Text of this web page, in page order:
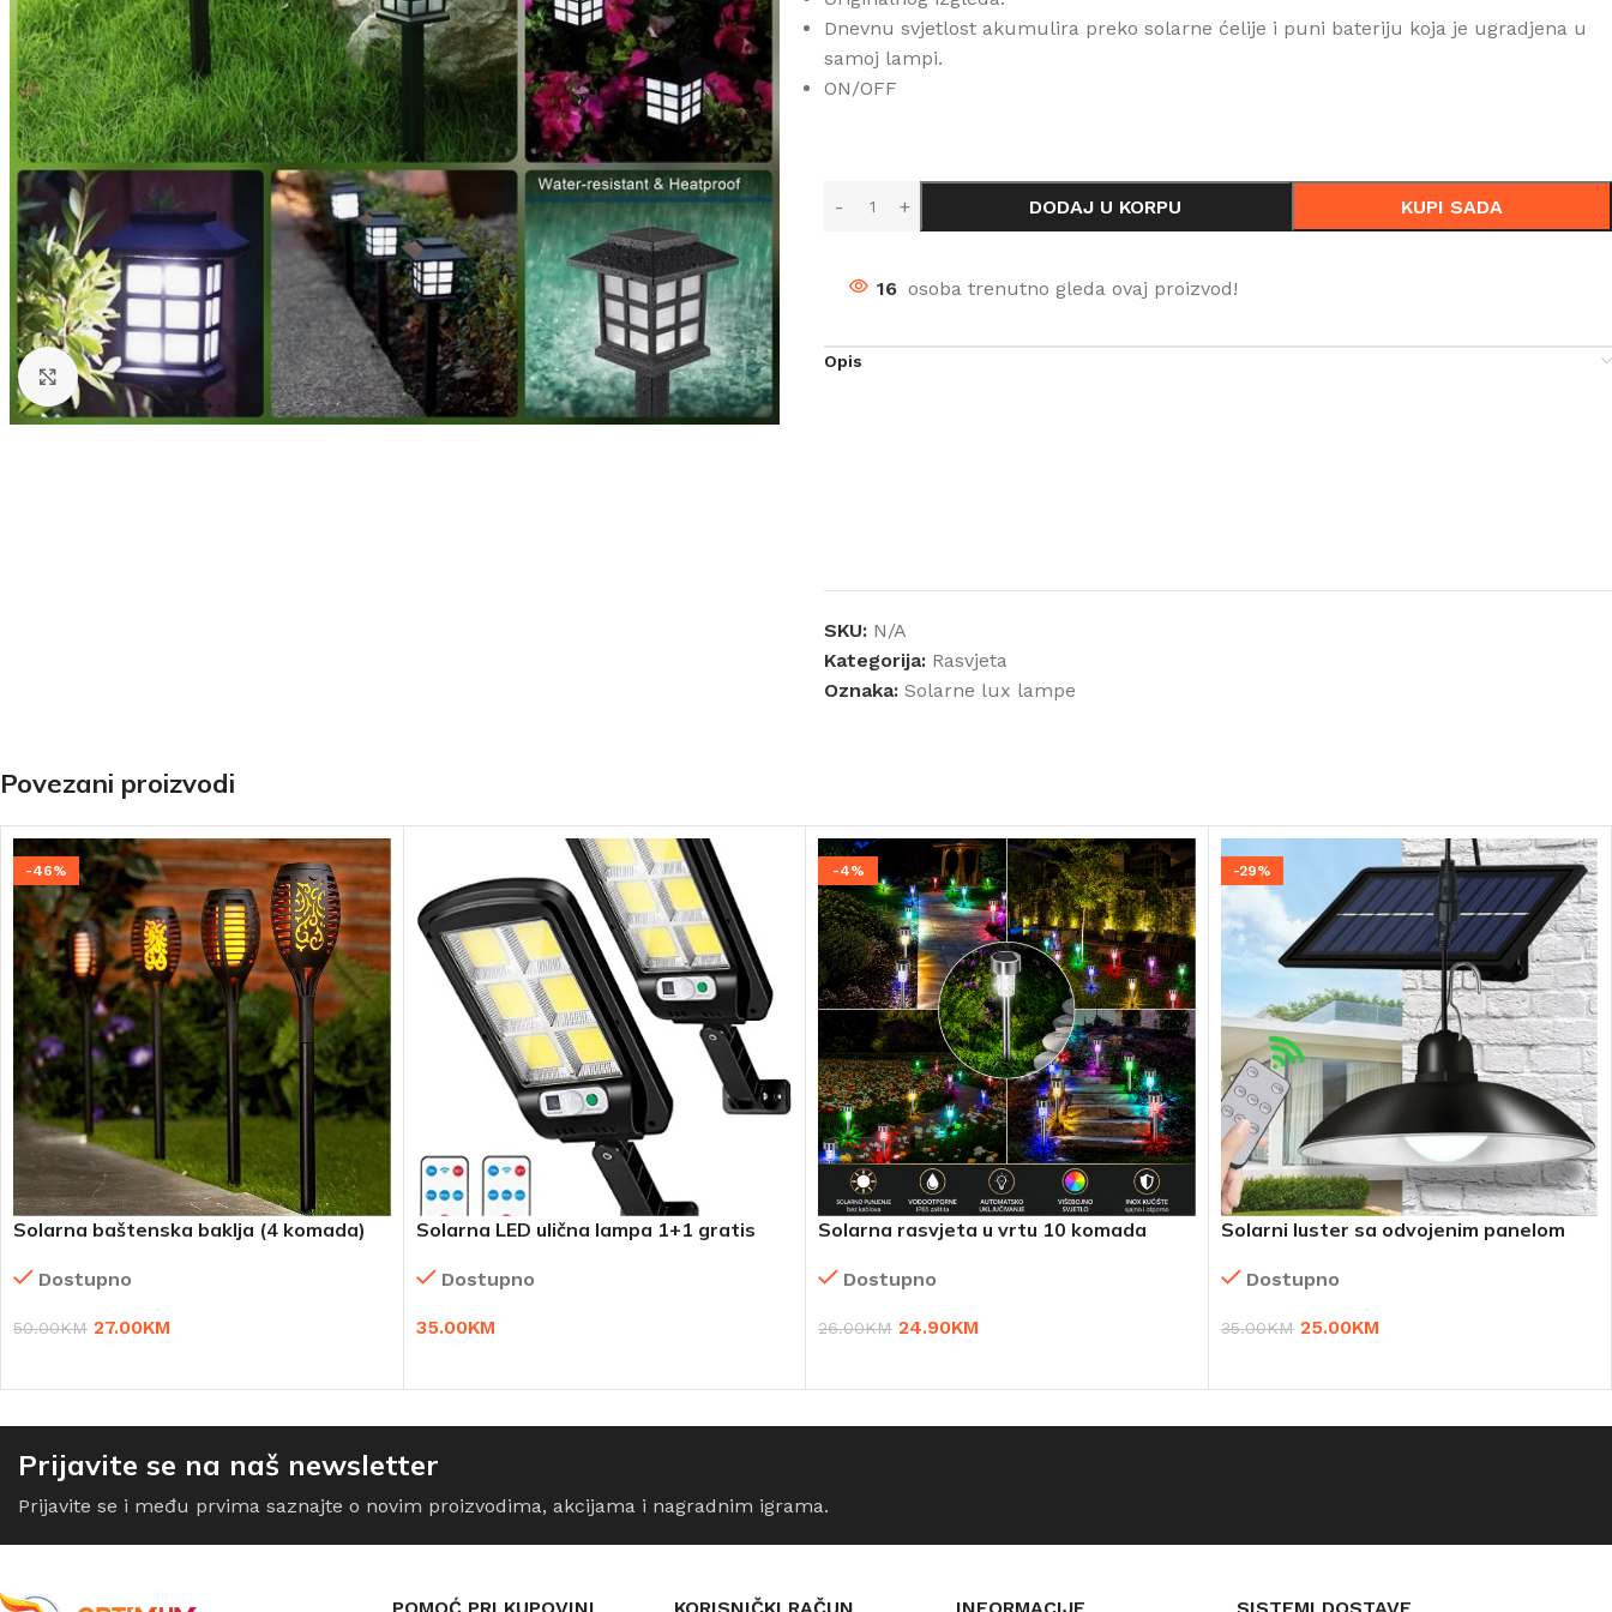
Click to enlarge
Dnevnu svjetlost akumulira preko solarne ćelije i puni bateriju koja je ugradjena u
samoj lampi.
ON/OFF
DODAJ U KORPU KUPI SADA
16 osoba trenutno gleda ovaj proizvod!
Opis
SKU: N/A
Kategorija: Rasvjeta
Oznaka: Solarne lux lampe
Povezani proizvodi
-46%
Solarna baštenska baklja (4 komada)
Dostupno
50.00KM 27.00KM
Solarna LED ulična lampa 1+1 gratis
Dostupno
35.00KM
-4%
Solarna rasvjeta u vrtu 10 komada
Dostupno
26.00KM 24.90KM
-29%
Solarni luster sa odvojenim panelom
Dostupno
35.00KM 25.00KM
Prijavite se na naš newsletter
Prijavite se i među prvima saznajte o novim proizvodima, akcijama i nagradnim igrama.
POMOĆ PRI KUPOVINI KORISNIČKI RAČUN INFORMACIJE SISTEMI DOSTAVE